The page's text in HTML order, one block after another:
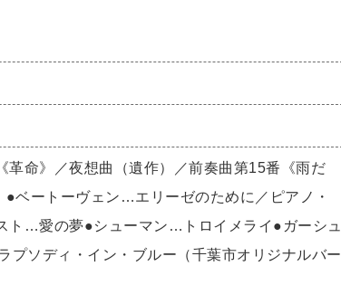
命》／夜想曲（遺作）／前奏曲第15番《雨だ
●ベートーヴェン…エリーゼのために／ピアノ・
ト…愛の夢●シューマン…トロイメライ●ガーシュ
プソディ・イン・ブルー（千葉市オリジナルバー